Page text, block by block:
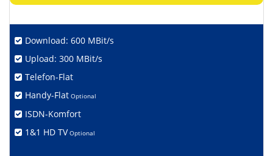
Download: 600 MBit/s
Upload: 300 MBit/s
Telefon-Flat
Handy-Flat Optional
ISDN-Komfort
1&1 HD TV Optional